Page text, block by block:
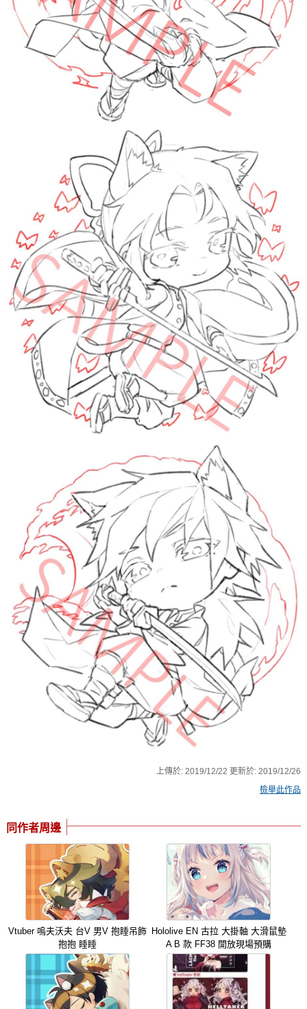
上傳於:2019/12/22 更新於:2019/12/26
檢舉此作品
同作者周邊
Vtuber 嗚夫沃夫 台V 男V 抱睡吊飾
抱抱 睡睡
Hololive EN 古拉 大掛軸 大滑鼠墊
A B 款 FF38 開放現場預購